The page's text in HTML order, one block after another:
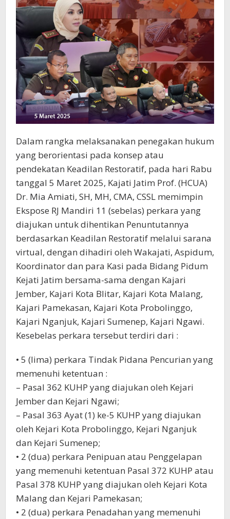
Dalam rangka melaksanakan penegakan hukum
yang berorientasi pada konsep atau
pendekatan Keadilan Restoratif, pada hari Rabu
tanggal 5 Maret 2025, Kajati Jatim Prof. (HCUA)
Dr. Mia Amiati, SH, MH, CMA, CSSL memimpin
Ekspose RJ Mandiri 11 (sebelas) perkara yang
diajukan untuk dihentikan Penuntutannya
berdasarkan Keadilan Restoratif melalui sarana
virtual, dengan dihadiri oleh Wakajati, Aspidum,
Koordinator dan para Kasi pada Bidang Pidum
Kejati Jatim bersama-sama dengan Kajari
Jember, Kajari Kota Blitar, Kajari Kota Malang,
Kajari Pamekasan, Kajari Kota Probolinggo,
Kajari Nganjuk, Kajari Sumenep, Kajari Ngawi.
Kesebelas perkara tersebut terdiri dari :
• 5 (lima) perkara Tindak Pidana Pencurian yang
memenuhi ketentuan :
– Pasal 362 KUHP yang diajukan oleh Kejari
Jember dan Kejari Ngawi;
– Pasal 363 Ayat (1) ke-5 KUHP yang diajukan
oleh Kejari Kota Probolinggo, Kejari Nganjuk
dan Kejari Sumenep;
• 2 (dua) perkara Penipuan atau Penggelapan
yang memenuhi ketentuan Pasal 372 KUHP atau
Pasal 378 KUHP yang diajukan oleh Kejari Kota
Malang dan Kejari Pamekasan;
• 2 (dua) perkara Penadahan yang memenuhi